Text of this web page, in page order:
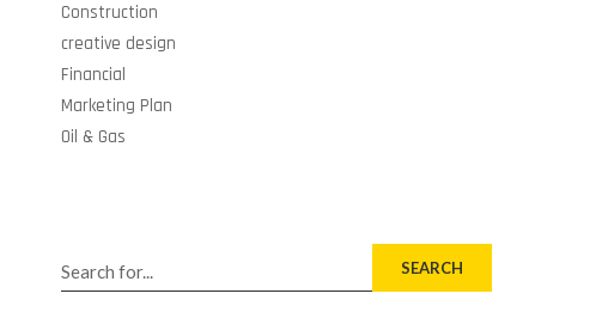
Construction
creative design
Financial
Marketing Plan
Oil & Gas
SEARCH